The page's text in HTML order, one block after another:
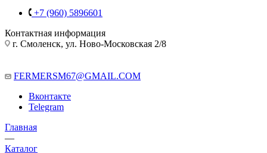
+7 (960) 5896601
Контактная информация
г. Смоленск, ул. Ново-Московская 2/8
FERMERSM67@GMAIL.COM
Вконтакте
Telegram
Главная
—
Каталог